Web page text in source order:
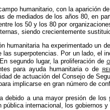
humanitario, con la aparición
de mediados de los años 80, en
los 50 y los 80 por
siendo crecientemente
humanitaria ha experimentado un
superpotencias. Por un lado, el
segundo lugar, la proliferación de
para ayuda humanitaria o de
de actuación del Consejo de
implicarse en gran número de
debido a una mayor presión de los
internacional, los gobiernos